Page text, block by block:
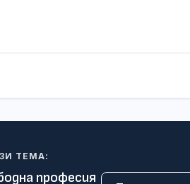
ТЕМА:
професия